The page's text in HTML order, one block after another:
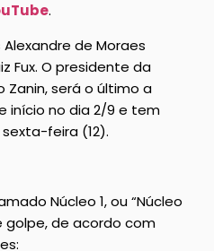
.
de Moraes
Fux. O presidente da
Zanin, será o último a
início no dia 2/9 e tem
feira (12).
Núcleo 1, ou “Núcleo
golpe, de acordo com